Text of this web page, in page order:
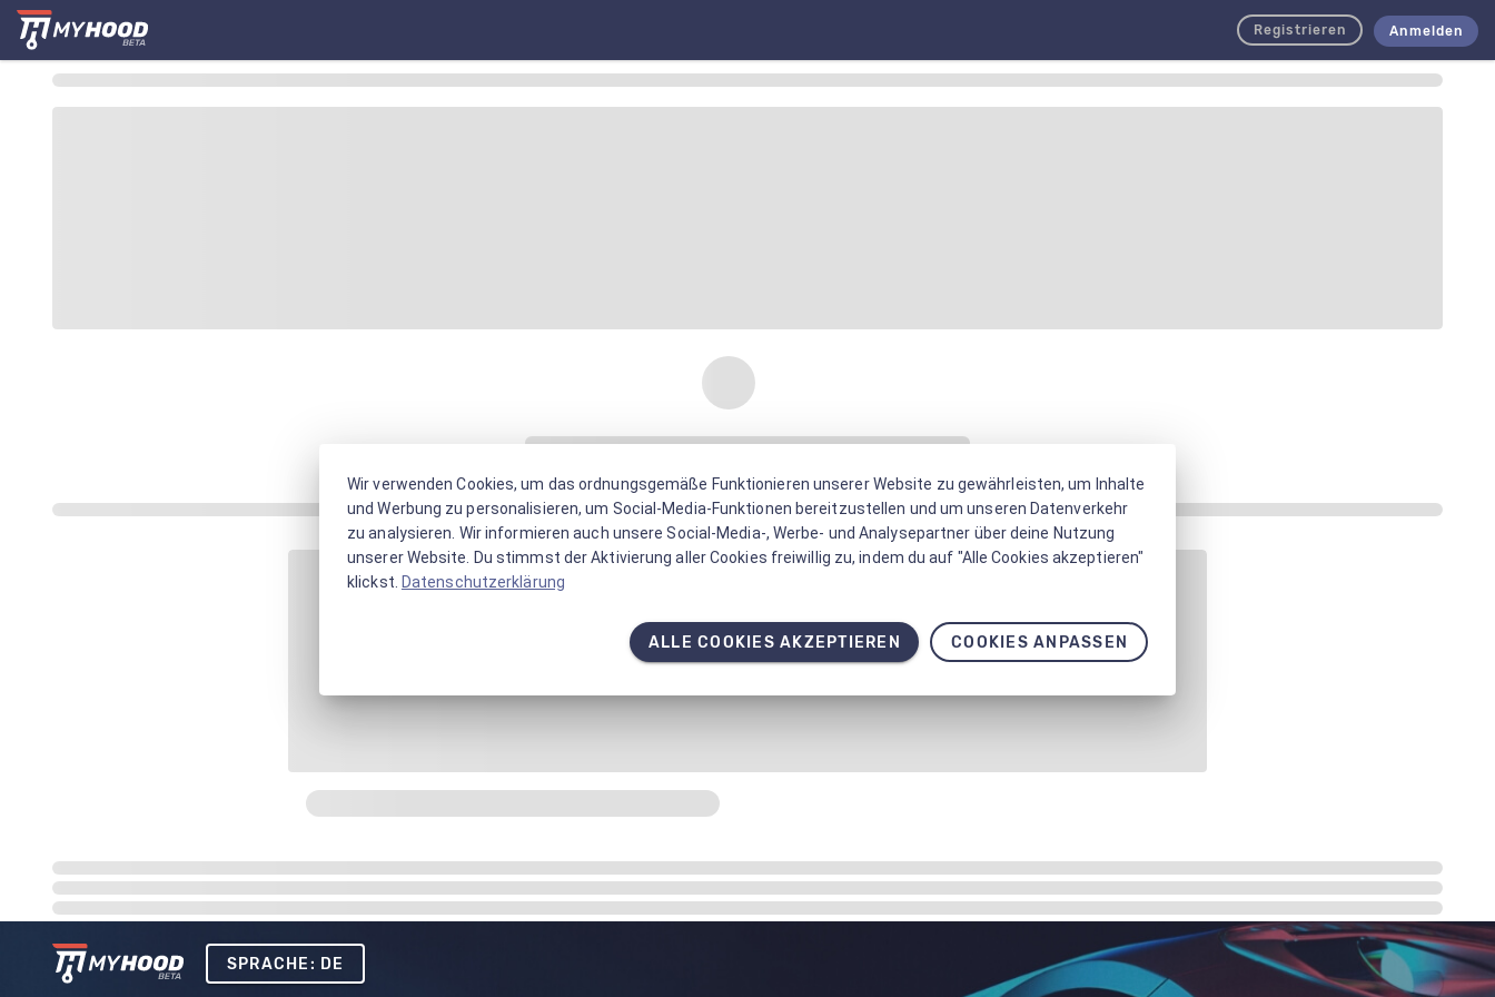
Registrieren Anmelden
SPRACHE: DE
Wir verwenden Cookies, um das ordnungsgemäße Funktionieren unserer Website zu gewährleisten, um Inhalte
und Werbung zu personalisieren, um Social-Media-Funktionen bereitzustellen und um unseren Datenverkehr
zu analysieren. Wir informieren auch unsere Social-Media-, Werbe- und Analysepartner über deine Nutzung
unserer Website. Du stimmst der Aktivierung aller Cookies freiwillig zu, indem du auf "Alle Cookies akzeptieren"
klickst. Datenschutzerklärung
ALLE COOKIES AKZEPTIEREN COOKIES ANPASSEN